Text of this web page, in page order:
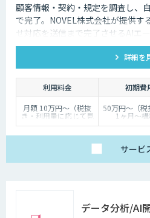
顧客情報・契約・規定を調査し、
で完了。NOVEL株式会社が提供す
せ対応を送信まで完了させるAIエ
契約・規定を突き合わせて回答を
下書き止めかを選べます。
詳細を
利用料金 初期費
月額 10万円〜（税抜
き・利用量に応じて見
積り）
50万円〜（税
1ヶ月〜構
サービ
データ分析/AI